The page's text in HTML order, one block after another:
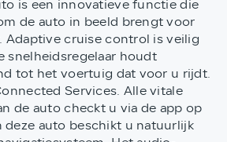
is een innovatieve functie die
de auto in beeld brengt voor
Adaptive cruise control is veilig
snelheidsregelaar houdt
tot het voertuig dat voor u rijdt.
Services. Alle vitale
de auto checkt u via de app op
deze auto beschikt u natuurlijk